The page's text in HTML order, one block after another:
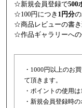
☆新規会員登録で500
☆100円につき 1円分の
☆商品レビューの書
☆作品ギャラリーへ
・1000円以上のお
て頂きます。
・ポイントの使用
・新規会員登録時